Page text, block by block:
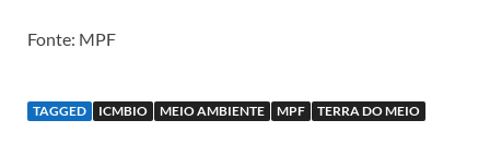
Fonte: MPF
TAGGED ICMBIO MEIO AMBIENTE MPF TERRA DO MEIO